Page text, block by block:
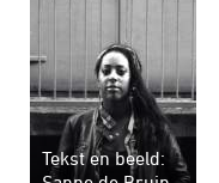
Tekst en beeld: